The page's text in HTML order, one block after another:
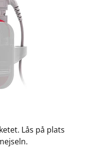
Lås på plats